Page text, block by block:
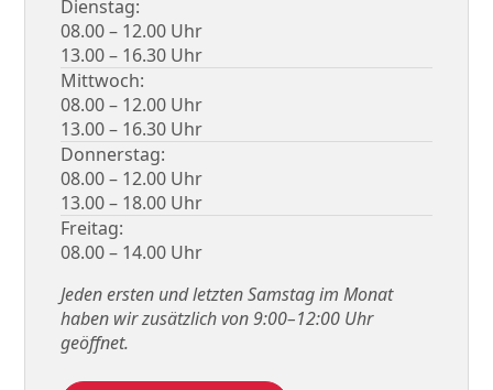
Dienstag
08.00– 12.00 Uhr
13.00– 16.30 Uhr
Mittwoch
08.00– 12.00 Uhr
13.00– 16.30 Uhr
Donnerstag
08.00– 12.00 Uhr
13.00– 18.00 Uhr
Freitag
08.00– 14.00 Uhr
Jeden ersten und letzten Samstag im Monat
haben wir zusätzlich von 9:00–12:00 Uhr
geöffnet.